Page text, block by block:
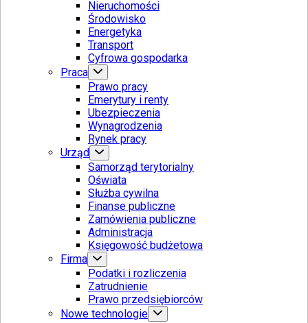
Nieruchomości
Środowisko
Energetyka
Transport
Cyfrowa gospodarka
Praca
Prawo pracy
Emerytury i renty
Ubezpieczenia
Wynagrodzenia
Rynek pracy
Urząd
Samorząd terytorialny
Oświata
Służba cywilna
Finanse publiczne
Zamówienia publiczne
Administracja
Księgowość budżetowa
Firma
Podatki i rozliczenia
Zatrudnienie
Prawo przedsiębiorców
Nowe technologie